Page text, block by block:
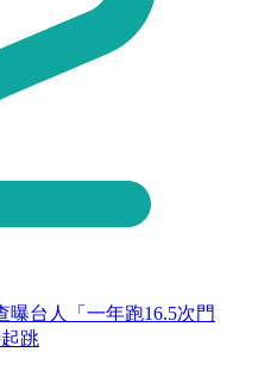
台人「一年跑16.5次門
跳